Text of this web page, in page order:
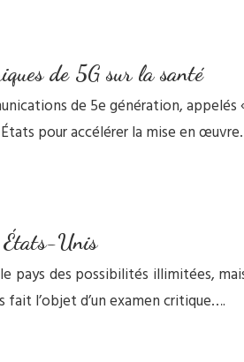
de 5G sur la santé
de 5e génération,
pour accélérer la mise en
Unis
pays des possibilités illimitées,
l’objet d’un examen critique….